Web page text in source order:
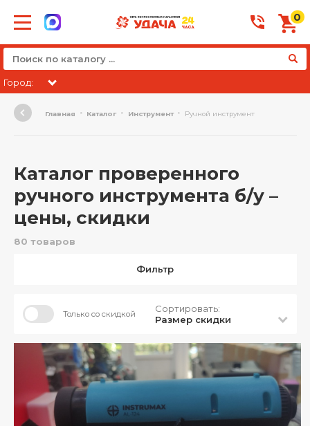
0
Город:
Главная Каталог Инструмент Ручной инструмент
Каталог проверенного
ручного инструмента б/у –
цены, скидки
80 товаров
Фильтр
Только со скидкой
Сортировать:
Размер скидки